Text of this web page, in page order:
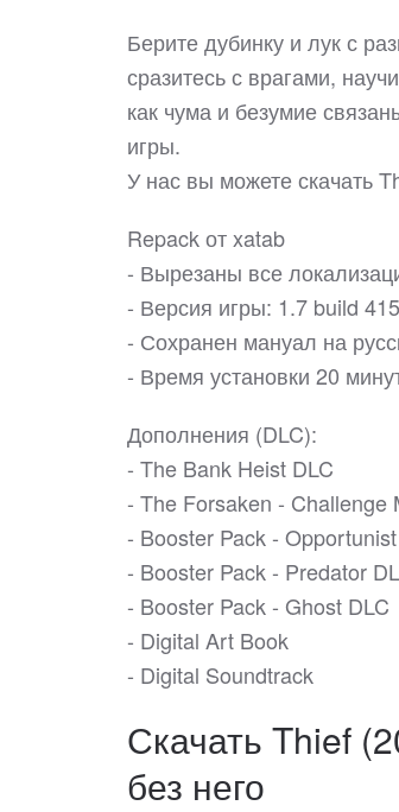
Берите дубинку и лук с
сразитесь с врагами,
как чума и безумие
игры.
У нас вы можете скачать
Repack от xatab
- Вырезаны все
- Версия игры: 1.7 build
- Сохранен мануал на
- Время установки 20
Дополнения (DLC):
- The Bank Heist DLC
- The Forsaken - Challenge
- Booster Pack -
- Booster Pack - Predator
- Booster Pack - Ghost DLC
- Digital Art Book
- Digital Soundtrack
Скачать Thief
без него